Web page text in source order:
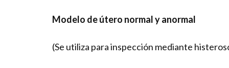
Modelo de útero normal y anormal
(Se utiliza para inspección mediante